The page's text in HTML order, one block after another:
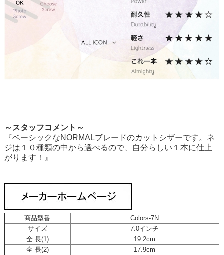
～スタッフコメント～
『ベーシックなNORMALブレードのカットシザーです。ネ
ジは１０種類の中から選べるので、自分らしい１本に仕上
がります！』
商品型番
Colors-7N
サイズ
7.0インチ
全 長(1)
19.2cm
全 長(2)
17.9cm